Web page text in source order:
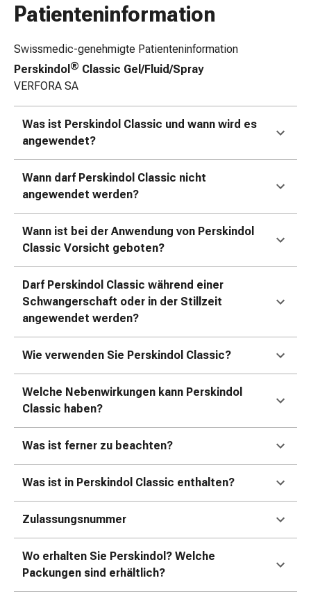
&
Konzentrationsstörung
Allergien
&
Heuschnupfen
Haut
Nase
Magen
&
Darm
Durchfall
Hämorrhoiden
Übelkeit
Verdauung,
Blähung
&
Krämpfe
Verstopfung
Hautprobleme
Ekzem
&
Juckreiz
Hühneraugen
Warzen
Fusspilz
Narben
Trockene
Haut
Übermässiges
Patienteninformation
Swissmedic-genehmigte Patienteninformation
Perskindol ® Classic Gel/Fluid/Spray
VERFORA SA
Was ist Perskindol Classic und wann wird es
angewendet?
Wann darf Perskindol Classic nicht
angewendet werden?
Wann ist bei der Anwendung von Perskindol
Classic Vorsicht geboten?
Darf Perskindol Classic während einer
Schwangerschaft oder in der Stillzeit
angewendet werden?
Wie verwenden Sie Perskindol Classic?
Welche Nebenwirkungen kann Perskindol
Classic haben?
Was ist ferner zu beachten?
Was ist in Perskindol Classic enthalten?
Zulassungsnummer
Wo erhalten Sie Perskindol? Welche
Packungen sind erhältlich?